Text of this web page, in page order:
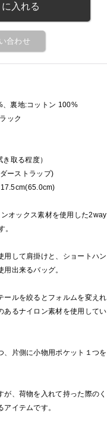
合わせ
裏地:コットン 100%
ック
取る程度）
ーストラップ)
オックス素材を使用した2way
。
用して肩掛けと、ショートハン
出来るバッグ。
ールを絞るとフォルムを変えれ
あるナイロン素材を使用してい
、片側に小物用ポケット１つを
、荷物を入れて持った際のく
イテムです。